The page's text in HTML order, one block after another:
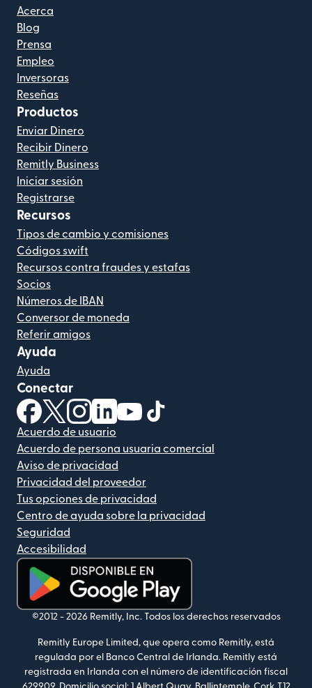
Acerca
Blog
Prensa
Empleo
Inversoras
Reseñas
Productos
Enviar Dinero
Recibir Dinero
Remitly Business
Iniciar sesión
Registrarse
Recursos
Tipos de cambio y comisiones
Códigos swift
Recursos contra fraudes y estafas
Socios
Números de IBAN
Conversor de moneda
Referir amigos
Ayuda
Ayuda
Conectar
(se abre en una ventana nueva)
(se abre en una ventana nueva)
(se abre en una ventana nueva)
(se abre en una ventana nueva)
(se abre en una ventana nueva)
Acuerdo de usuario
Acuerdo de persona usuaria comercial
Aviso de privacidad
Privacidad del proveedor
Tus opciones de privacidad
Centro de ayuda sobre la privacidad
Seguridad
Accesibilidad
(se abre en una ventana nueva)
©2012 - 2026 Remitly, Inc. Todos los derechos reservados
Remitly Europe Limited, que opera como Remitly, está
regulada por el Banco Central de Irlanda. Remitly está
registrada en Irlanda con el número de identificación fiscal